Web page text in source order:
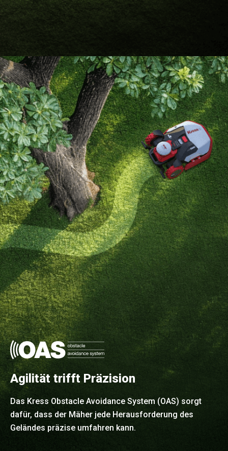
Agilität trifft Präzision
Das Kress Obstacle Avoidance System (OAS) sorgt
dafür, dass der Mäher jede Herausforderung des
Geländes präzise umfahren kann.